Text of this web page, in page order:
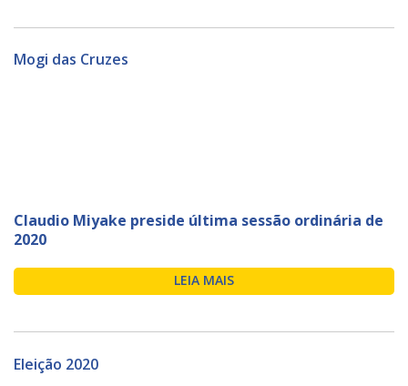
Mogi das Cruzes
Claudio Miyake preside última sessão ordinária de
2020
LEIA MAIS
Eleição 2020